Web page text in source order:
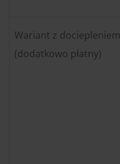
Wariant z dociepleniem
(dodatkowo płatny)